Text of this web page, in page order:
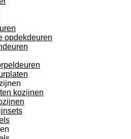
opdekdeuren
kozijnen